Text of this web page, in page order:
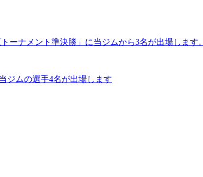
ーナメント準決勝」に当ジムから3名が出場します。
ジムの選手4名が出場します